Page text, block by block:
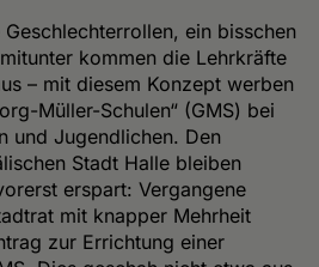
ein bisschen
kommen die Lehrkräfte
– mit diesem Konzept werben
Müller-Schulen“ (GMS) bei
und Jugendlichen. Den
Stadt Halle bleiben
erspart: Vergangene
mit knapper Mehrheit
zur Errichtung einer